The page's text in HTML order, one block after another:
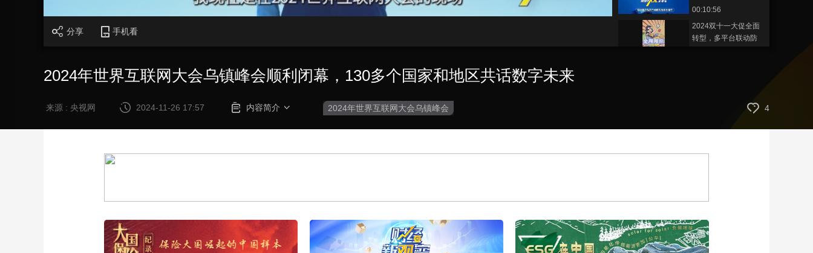
分享
手机看
00:10:56
2024双十一大促全面
转型，多平台联动防
费群体的重要驱动力
委员、原中国保监会
谈保险文化的传承与
化如何赋能行业发展
博士生导师颜鹏飞，
谈红色金融如何在现
代保险中焕发新活力
00:03:58
2024年世界互联网大会乌镇峰会顺利闭幕，130多个国家和地区共话数字未来
来源 : 央视网 2024-11-26 17:57 内容简介 2024年世界互联网大会乌镇峰会 4